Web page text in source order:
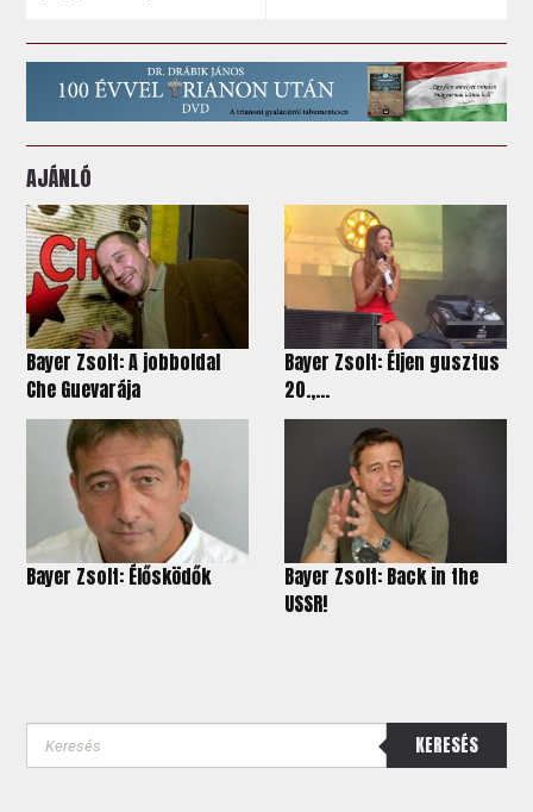
AJÁNLÓ
Bayer Zsolt: A jobboldal
Che Guevarája
Bayer Zsolt: Éljen gusztus
20.,...
Bayer Zsolt: Élősködők
Bayer Zsolt: Back in the
USSR!
KERESÉS